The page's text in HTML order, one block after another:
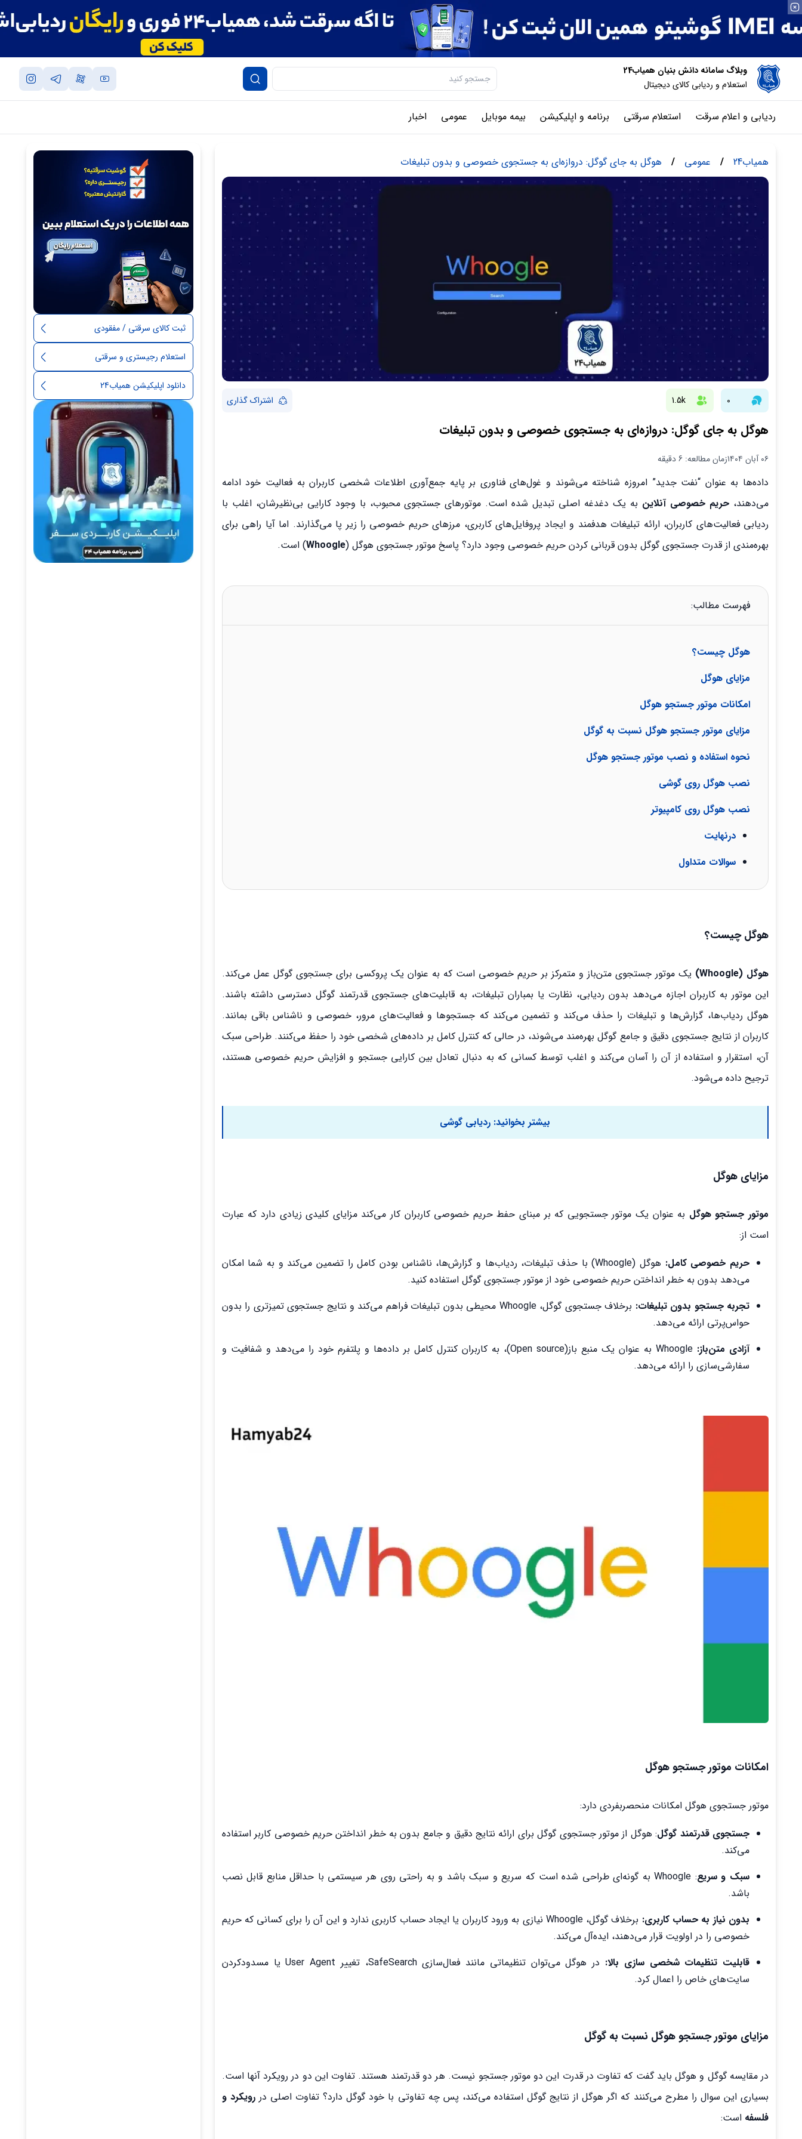
وبلاگ سامانه دانش بنیان همیاب24
استعلام و ردیابی کالای دیجیتال
ردیابی و اعلام سرقت استعلام سرقتی برنامه و اپلیکیشن بیمه موبایل عمومی اخبار
همیاب24 / عمومی / هوگل به جای گوگل: دروازه‌ای به جستجوی خصوصی و بدون تبلیغات
0
1.5k اشتراک گذاری
هوگل به جای گوگل: دروازه‌ای به جستجوی خصوصی و بدون تبلیغات
۰۶ آبان ۱۴۰۴ زمان مطالعه: 6 دقیقه
داده‌ها به عنوان “نفت جدید” امروزه شناخته می‌شوند و غول‌های فناوری بر پایه جمع‌آوری اطلاعات شخصی کاربران به فعالیت خود ادامه
می‌دهند، حریم خصوصی آنلاین به یک دغدغه اصلی تبدیل شده است. موتورهای جستجوی محبوب، با وجود کارایی بی‌نظیرشان، اغلب با
ردیابی فعالیت‌های کاربران، ارائه تبلیغات هدفمند و ایجاد پروفایل‌های کاربری، مرزهای حریم خصوصی را زیر پا می‌گذارند. اما آیا راهی برای
بهره‌مندی از قدرت جستجوی گوگل بدون قربانی کردن حریم خصوصی وجود دارد؟ پاسخ موتور جستجوی هوگل (Whoogle) است.
فهرست مطالب:
هوگل چیست؟
مزایای هوگل
امکانات موتور جستجو هوگل
مزایای موتور جستجو هوگل نسبت به گوگل
نحوه استفاده و نصب موتور جستجو هوگل
نصب هوگل روی گوشی
نصب هوگل روی کامپیوتر
درنهایت
سوالات متداول
هوگل چیست؟
هوگل (Whoogle)
یک موتور جستجوی متن‌باز و متمرکز بر حریم خصوصی است که به عنوان یک پروکسی برای جستجوی گوگل عمل می‌کند.
این موتور به کاربران اجازه می‌دهد بدون ردیابی، نظارت یا بمباران تبلیغات، به قابلیت‌های جستجوی قدرتمند گوگل دسترسی داشته باشند.
هوگل ردیاب‌ها، گزارش‌ها و تبلیغات را حذف می‌کند و تضمین می‌کند که جستجوها و فعالیت‌های مرور، خصوصی و ناشناس باقی بمانند.
کاربران از نتایج جستجوی دقیق و جامع گوگل بهره‌مند می‌شوند، در حالی که کنترل کامل بر داده‌های شخصی خود را حفظ می‌کنند. طراحی سبک
آن، استقرار و استفاده از آن را آسان می‌کند و اغلب توسط کسانی که به دنبال تعادل بین کارایی جستجو و افزایش حریم خصوصی هستند،
ترجیح داده می‌شود.
بیشتر بخوانید: ردیابی گوشی
مزایای هوگل
موتور جستجو هوگل به عنوان یک موتور جستجویی که بر مبنای حفط حریم خصوصی کاربران کار می‌کند مزایای کلیدی زیادی دارد که عبارت
است از:
حریم خصوصی کامل:
هوگل (Whoogle) با حذف تبلیغات، ردیاب‌ها و گزارش‌ها، ناشناس بودن کامل را تضمین می‌کند و به شما امکان
می‌دهد بدون به خطر انداختن حریم خصوصی خود از موتور جستجوی گوگل استفاده کنید.
تجربه جستجو بدون تبلیغات:
برخلاف جستجوی گوگل، Whoogle محیطی بدون تبلیغات فراهم می‌کند و نتایج جستجوی تمیزتری را بدون
حواس‌پرتی ارائه می‌دهد.
آزادی متن‌باز:
Whoogle به عنوان یک منبع باز(Open source)، به کاربران کنترل کامل بر داده‌ها و پلتفرم خود را می‌دهد و شفافیت و
سفارشی‌سازی را ارائه می‌دهد.
امکانات موتور جستجو هوگل
موتور جستجوی هوگل امکانات منحصربفردی دارد:
جستجوی قدرتمند گوگل: هوگل از موتور جستجوی گوگل برای ارائه نتایج دقیق و جامع بدون به خطر انداختن حریم خصوصی کاربر استفاده
می‌کند.
سبک و سریع
: Whoogle به گونه‌ای طراحی شده است که سریع و سبک باشد و به راحتی روی هر سیستمی با حداقل منابع قابل نصب
باشد.
بدون نیاز به حساب کاربری:
برخلاف گوگل، Whoogle نیازی به ورود کاربران یا ایجاد حساب کاربری ندارد و این آن را برای کسانی که حریم
خصوصی را در اولویت قرار می‌دهند، ایده‌آل می‌کند.
قابلیت تنظیمات شخصی سازی بالا:
در هوگل می‌توان تنظیماتی مانند فعال‌سازی SafeSearch، تغییر User Agent یا مسدودکردن
سایت‌های خاص را اعمال کرد.
مزایای موتور جستجو هوگل نسبت به گوگل
در مقایسه گوگل و هوگل باید گفت که تفاوت در قدرت این دو موتور جستجو نیست. هر دو قدرتمند هستند. تفاوت این دو در رویکرد آنها است.
بسیاری این سوال را مطرح می‌کنند که اگر هوگل از نتایج گوگل استفاده می‌کند، پس چه تفاوتی با خود گوگل دارد؟ تفاوت اصلی دررویکرد و
فلسفه است:
ثبت کالای سرقتی / مفقودی
استعلام رجیستری و سرقتی
دانلود اپلیکیشن همیاب24